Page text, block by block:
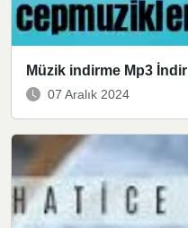
Müzik indirme Mp3 İndir
07 Aralık 2024